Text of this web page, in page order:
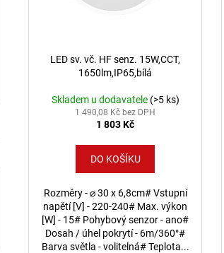
LED sv. vč. HF senz. 15W,CCT,
1650lm,IP65,bílá
Skladem u dodavatele (>5 ks)
1 490,08 Kč bez DPH
1 803 Kč
DO KOŠÍKU
Rozměry - ⌀ 30 x 6,8cm# Vstupní
napětí [V] - 220-240# Max. výkon
[W] - 15# Pohybový senzor - ano#
Dosah / úhel pokrytí - 6m/360°#
Barva světla - volitelná# Teplota...